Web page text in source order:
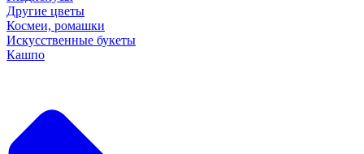
Другие цветы
Космеи, ромашки
Искусственные букеты
Кашпо